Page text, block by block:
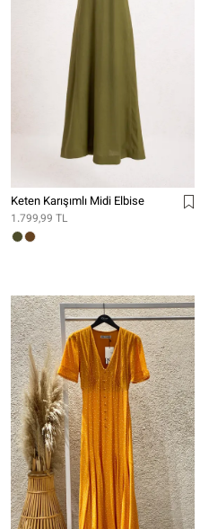
Keten Karışımlı Midi Elbise
1.799,99 TL